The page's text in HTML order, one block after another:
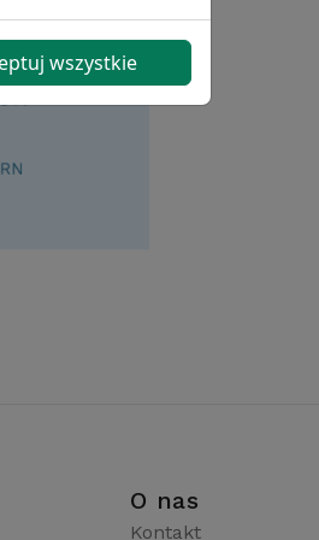
O nas
Kontakt
wszystkie